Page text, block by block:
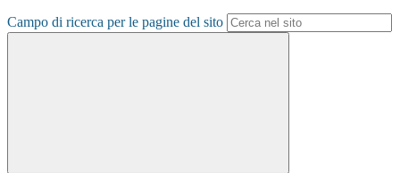
Campo di ricerca per le pagine del sito